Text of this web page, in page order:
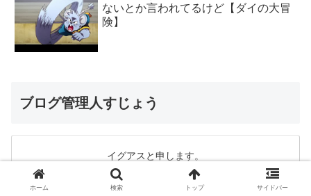
ないとか言われてるけど【ダイの大冒
険】
ブログ管理人すじょう
イグアスと申します。
ホーム 検索 トップ サイドバー